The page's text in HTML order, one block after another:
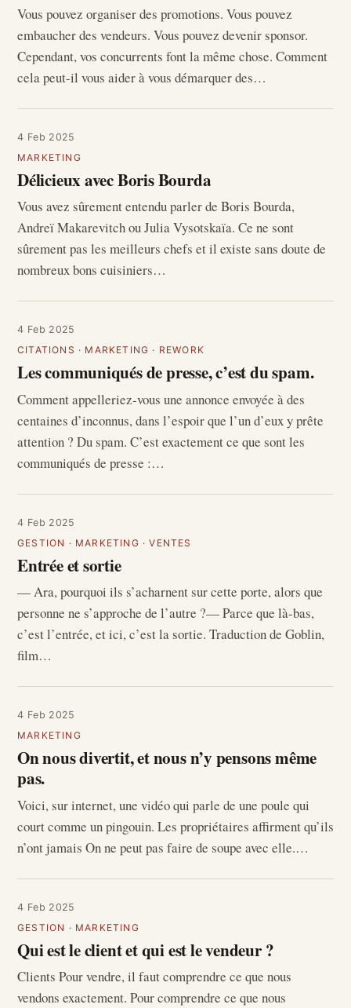
Vous pouvez organiser des promotions. Vous pouvez
embaucher des vendeurs. Vous pouvez devenir sponsor.
Cependant, vos concurrents font la même chose. Comment
cela peut-il vous aider à vous démarquer des…
4 Feb 2025
MARKETING
Délicieux avec Boris Bourda
Vous avez sûrement entendu parler de Boris Bourda,
Andreï Makarevitch ou Julia Vysotskaïa. Ce ne sont
sûrement pas les meilleurs chefs et il existe sans doute de
nombreux bons cuisiniers…
4 Feb 2025
CITATIONS · MARKETING · REWORK
Les communiqués de presse, c’est du spam.
Comment appelleriez-vous une annonce envoyée à des
centaines d’inconnus, dans l’espoir que l’un d’eux y prête
attention ? Du spam. C’est exactement ce que sont les
communiqués de presse :…
4 Feb 2025
GESTION · MARKETING ·VENTES
Entrée et sortie
— Ara, pourquoi ils s’acharnent sur cette porte, alors que
personne ne s’approche de l’autre ?— Parce que là-bas,
c’est l’entrée, et ici, c’est la sortie. Traduction de Goblin,
film…
4 Feb 2025
MARKETING
On nous divertit, et nous n’y pensons même
pas.
Voici, sur internet, une vidéo qui parle de une poule qui
court comme un pingouin. Les propriétaires affirment qu’ils
n’ont jamais On ne peut pas faire de soupe avec elle.…
4 Feb 2025
GESTION · MARKETING
Qui est le client et qui est le vendeur ?
Clients Pour vendre, il faut comprendre ce que nous
vendons exactement. Pour comprendre ce que nous